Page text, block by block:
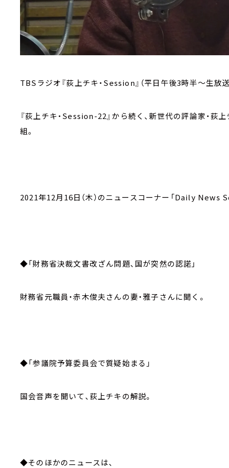
TBSラジオ『荻上チキ・Session』（平日午後3時半～生放送
『荻上チキ・Session-22』から続く、新世代の評論家・
組。
2021年12月16日（木）のニュースコーナー「Daily News
◆「財務省決裁文書改ざん問題、国が突然の認諾」
財務省元職員・赤木俊夫さんの妻・雅子さんに聞く。
◆「参議院予算委員会で質疑始まる」
国会音声を聞いて、荻上チキの解説。
◆そのほかのニュースは、